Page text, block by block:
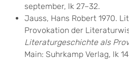
september, lk 27–32.
Jauss, Hans Robert 1970.
Provokation der
Literaturgeschichte als
Main: Suhrkamp Verlag, lk